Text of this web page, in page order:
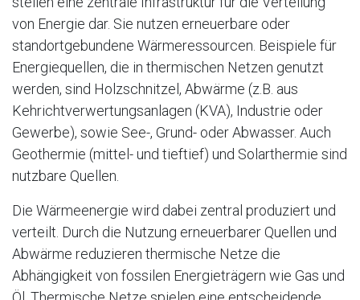
von Energie dar. Sie nutzen erneuerbare oder
standortgebundene Wärmeressourcen. Beispiele für
Energiequellen, die in thermischen Netzen genutzt
werden, sind Holzschnitzel, Abwärme (z.B. aus
Kehrichtverwertungsanlagen (KVA), Industrie oder
Gewerbe), sowie See-, Grund- oder Abwasser. Auch
Geothermie (mittel- und tieftief) und Solarthermie sind
nutzbare Quellen.
Die Wärmeenergie wird dabei zentral produziert und
verteilt. Durch die Nutzung erneuerbarer Quellen und
Abwärme reduzieren thermische Netze die
Abhängigkeit von fossilen Energieträgern wie Gas und